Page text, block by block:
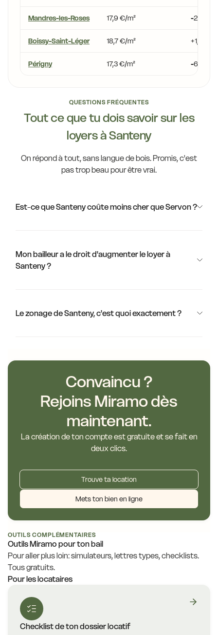
Mandres-les-Roses 17,9 €/m² -2,9 %
Boissy-Saint-Léger 18,7 €/m² +1,5 %
Périgny 17,3 €/m² -6,0 %
QUESTIONS FRÉQUENTES
Tout ce que tu dois savoir sur les
loyers à Santeny
On répond à tout, sans langue de bois. Promis, c'est
pas trop beau pour être vrai.
Est-ce que Santeny coûte moins cher que Servon ?
Mon bailleur a le droit d'augmenter le loyer à
Santeny ?
Le zonage de Santeny, c'est quoi exactement ?
Convaincu ?
Rejoins Miramo dès
maintenant.
La création de ton compte est gratuite et se fait en
deux clics.
Trouve ta location
Mets ton bien en ligne
OUTILS COMPLÉMENTAIRES
Outils Miramo pour ton bail
Pour aller plus loin: simulateurs, lettres types, checklists.
Tous gratuits.
Pour les locataires
Checklist de ton dossier locatif